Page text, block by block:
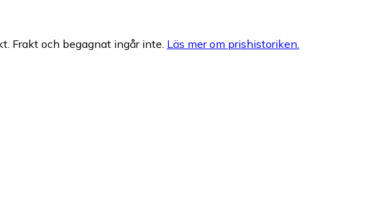
Frakt och begagnat ingår inte. Läs mer om prishistoriken.